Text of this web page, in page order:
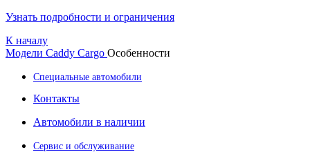
Узнать подробности и ограничения
К началу
Модели Caddy Cargo Особенности
Специальные автомобили
Контакты
Автомобили в наличии
Сервис и обслуживание